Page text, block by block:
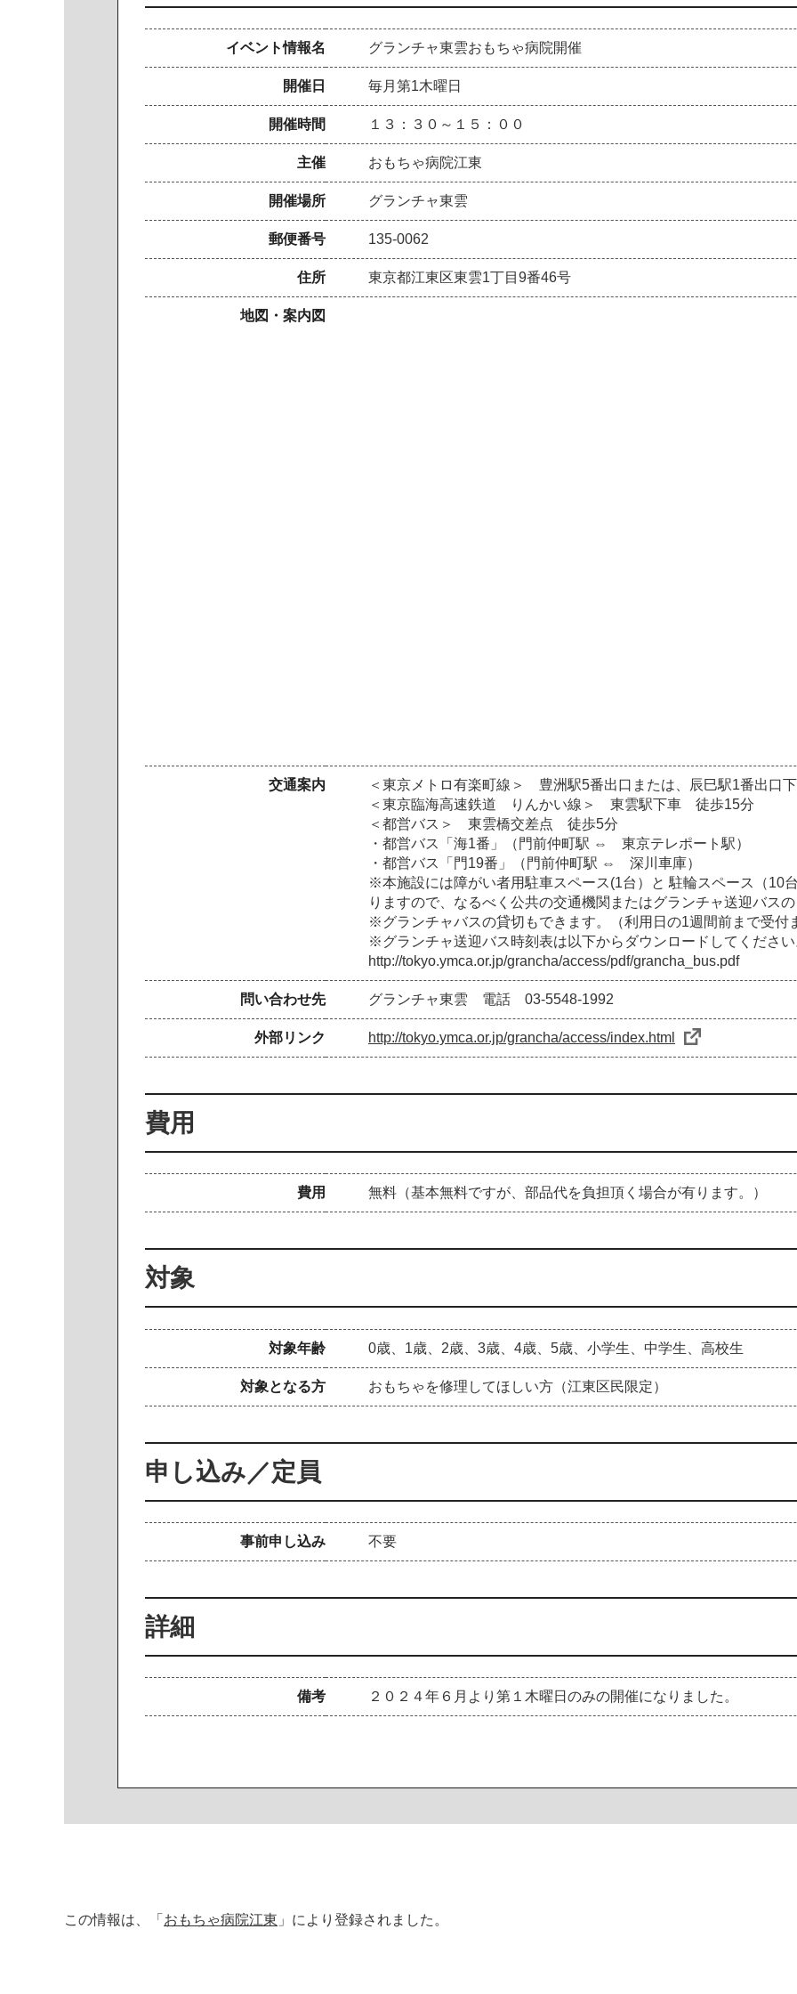
イベント情報名 グランチャ東雲おもちゃ病院開催
開催日 毎月第1木曜日
開催時間 １３：３０～１５：００
主催 おもちゃ病院江東
開催場所 グランチャ東雲
郵便番号 135-0062
住所 東京都江東区東雲1丁目9番46号
地図・案内図
交通案内
＜東京メトロ有楽町線＞ 豊洲駅5番出口または、辰巳駅1番出口
＜東京臨海高速鉄道 りんかい線＞ 東雲駅下車 徒歩15分
＜都営バス＞ 東雲橋交差点 徒歩5分
・都営バス「海1番」（門前仲町駅 ⇔ 東京テレポート駅）
・都営バス「門19番」（門前仲町駅 ⇔ 深川車庫）
※本施設には障がい者用駐車スペース(1台）と 駐輪スペース（10
りますので、なるべく公共の交通機関またはグランチャ送迎バス
※グランチャバスの貸切もできます。（利用日の1週間前まで受付
※グランチャ送迎バス時刻表は以下からダウンロードしてください
http://tokyo.ymca.or.jp/grancha/access/pdf/grancha_bus.pdf
問い合わせ先 グランチャ東雲 電話 03-5548-1992
外部リンク http://tokyo.ymca.or.jp/grancha/access/index.html
費用
費用 無料（基本無料ですが、部品代を負担頂く場合が有ります。）
対象
対象年齢 0歳、1歳、2歳、3歳、4歳、5歳、小学生、中学生、高校生
対象となる方 おもちゃを修理してほしい方（江東区民限定）
申し込み／定員
事前申し込み 不要
詳細
備考 ２０２４年６月より第１木曜日のみの開催になりました。
この情報は、「 おもちゃ病院江東 」により登録されました。